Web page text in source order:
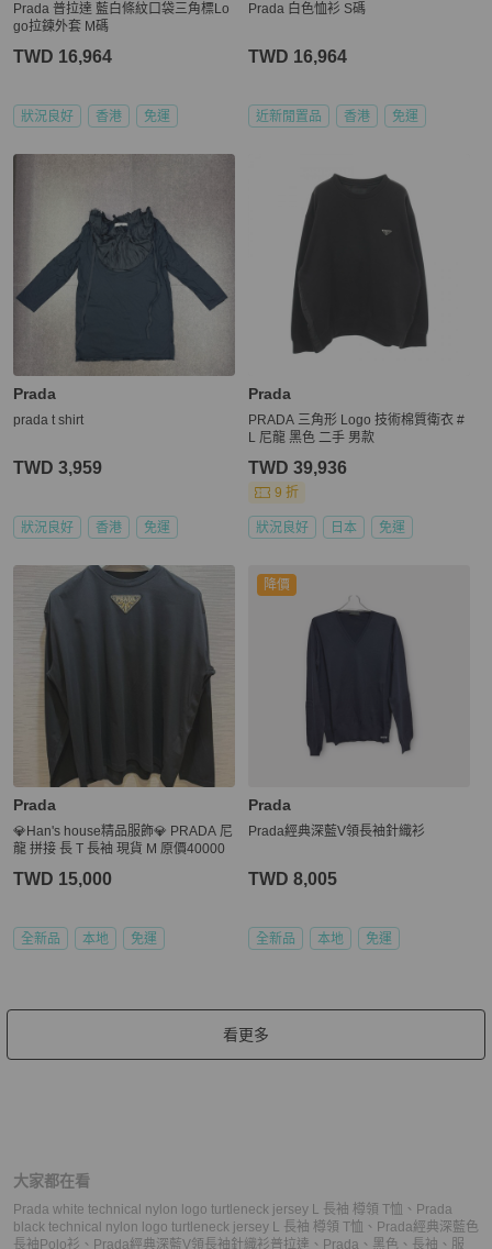
Prada 普拉達 藍白條紋口袋三角標Lo
go拉鍊外套 M碼
TWD 16,964
狀況良好 香港 免運
Prada 白色恤衫 S碼
TWD 16,964
近新閒置品 香港 免運
Prada
prada t shirt
TWD 3,959
狀況良好 香港 免運
Prada
PRADA 三角形 Logo 技術棉質衛衣 #
L 尼龍 黑色 二手 男款
TWD 39,936
9 折
狀況良好 日本 免運
Prada
💎Han's house精品服飾💎 PRADA 尼
龍 拼接 長 T 長袖 現貨 M 原價40000
TWD 15,000
全新品 本地 免運
降價
Prada
Prada經典深藍V領長袖針織衫
TWD 8,005
全新品 本地 免運
看更多
大家都在看
Prada white technical nylon logo turtleneck jersey L 長袖 樽領 T恤 、 Prada
black technical nylon logo turtleneck jersey L 長袖 樽領 T恤 、 Prada經典深藍色
長袖Polo衫 、 Prada經典深藍V領長袖針織衫普拉達 、 Prada 、 黑色 、 長袖 、 服